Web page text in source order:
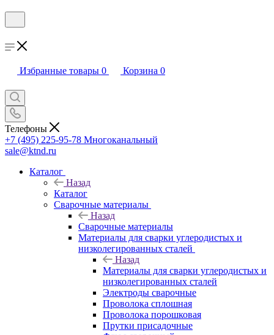
Избранные товары 0 Корзина 0
Телефоны
+7 (495) 225-95-78 Многоканальный
sale@ktnd.ru
Каталог
Назад
Каталог
Сварочные материалы
Назад
Сварочные материалы
Материалы для сварки углеродистых и
низколегированных сталей
Назад
Материалы для сварки углеродистых и
низколегированных сталей
Электроды сварочные
Проволока сплошная
Проволока порошковая
Прутки присадочные